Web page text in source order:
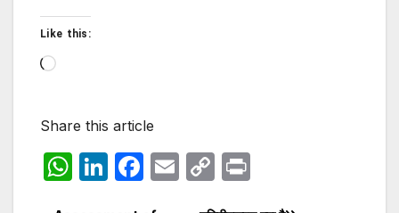
Like this:
Loading…
Share this article
W Li F
E
C